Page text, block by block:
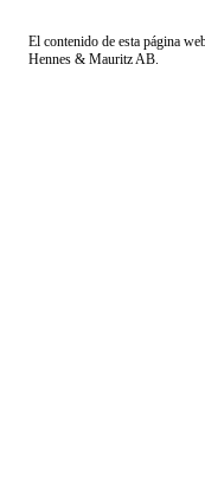
El contenido de esta página
Hennes & Mauritz AB.